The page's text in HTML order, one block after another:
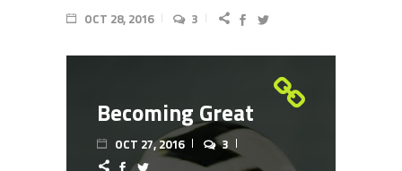
OCT 28, 2016 3
Becoming Great
OCT 27, 2016 3